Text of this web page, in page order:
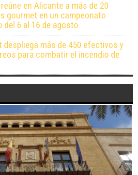
en Alicante a más de 20
gourmet en un campeonato
6 al 16 de agosto
despliega más de 450 efectivos y
para combatir el incendio de